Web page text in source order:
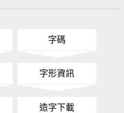
字碼
字形資訊
造字下載